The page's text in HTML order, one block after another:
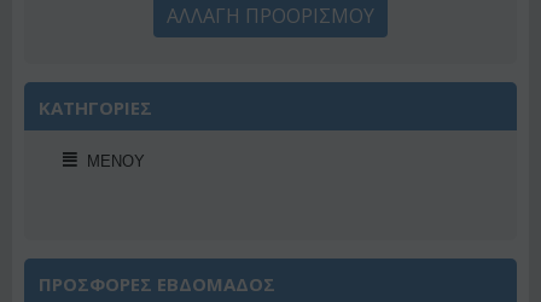
ΑΛΛΑΓΗ ΠΡΟΟΡΙΣΜΟΥ
ΚΑΤΗΓΟΡΙΕΣ
ΜΕΝΟΎ
ΠΡΟΣΦΟΡΕΣ ΕΒΔΟΜΑΔΟΣ